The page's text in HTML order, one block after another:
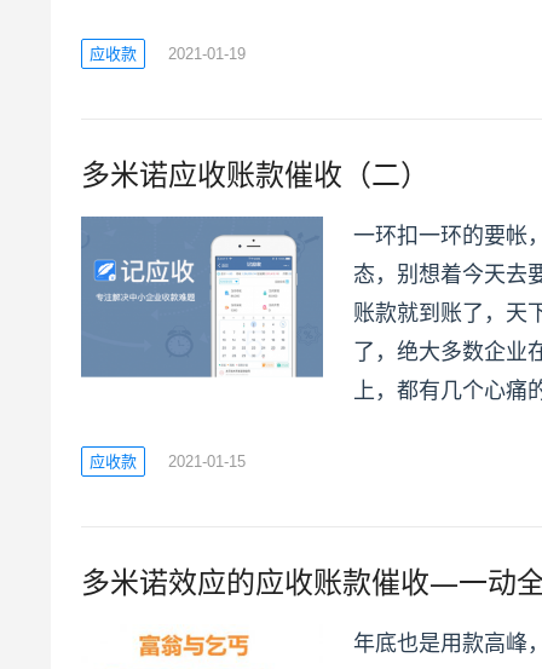
应收款 2021-01-19
多米诺应收账款催收（二）
一环扣一环的要帐
态，别想着今天去
账款就到账了，天
了，绝大多数企业
上，都有几个心痛
应收款 2021-01-15
多米诺效应的应收账款催收—一动
年底也是用款高峰